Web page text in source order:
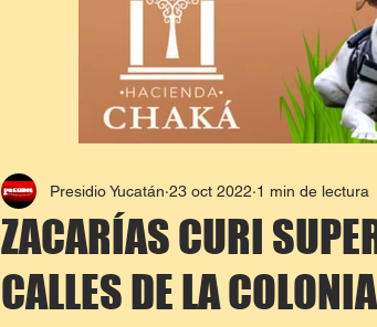
ZACARÍAS CURI
CALLES DE LA
Presidio Yucatán 23 oct 2022 1 min de lectura